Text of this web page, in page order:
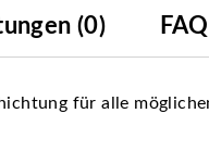
(0) FAQ
für alle